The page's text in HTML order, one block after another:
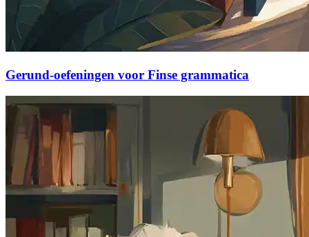
Gerund-oefeningen voor Finse grammatica